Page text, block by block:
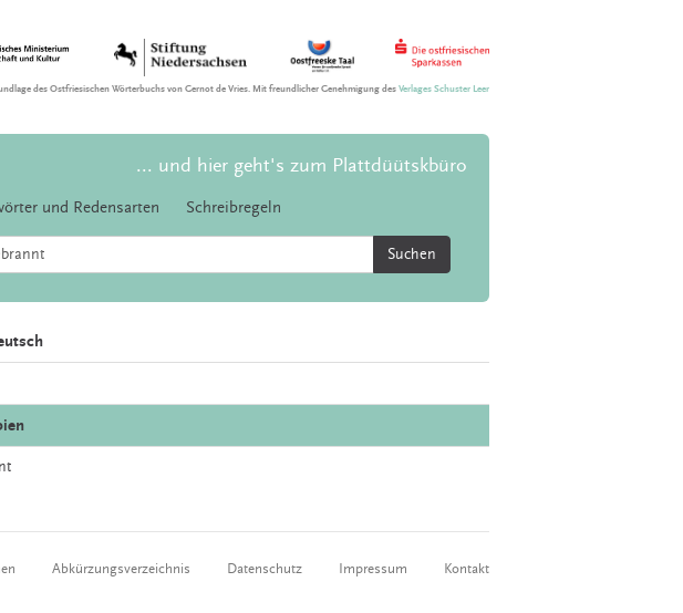
des Ostfriesischen Wörterbuchs von Gernot de Vries. Mit freundlicher Genehmigung desVerlages Schuster Leer
... und hier geht's zum Plattdüütskbüro
und Redensarten Schreibregeln
Suchen
Abkürzungsverzeichnis Datenschutz Impressum Kontakt